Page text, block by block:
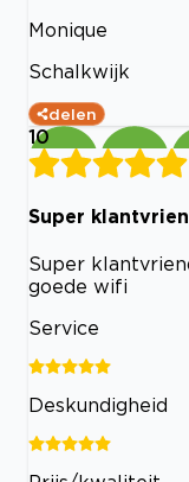
Monique
Schalkwijk
delen
10
Super
Super
goede wifi
Service
Deskundigheid